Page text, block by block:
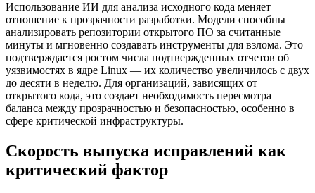
Использование ИИ для анализа исходного кода меняет
отношение к прозрачности разработки. Модели способны
анализировать репозитории открытого ПО за считанные
минуты и мгновенно создавать инструменты для взлома. Это
подтверждается ростом числа подтвержденных отчетов об
уязвимостях в ядре Linux — их количество увеличилось с двух
до десяти в неделю. Для организаций, зависящих от
открытого кода, это создает необходимость пересмотра
баланса между прозрачностью и безопасностью, особенно в
сфере критической инфраструктуры.
Скорость выпуска исправлений как
критический фактор